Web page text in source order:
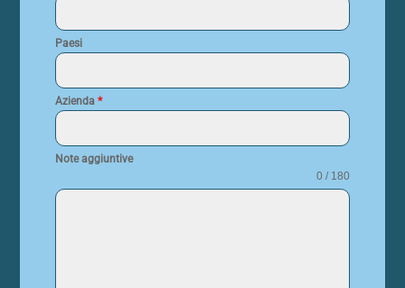
Paesi
Azienda *
Note aggiuntive
0 / 180